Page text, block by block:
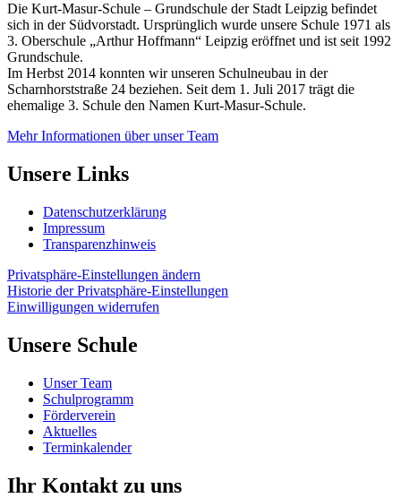
Die Kurt-Masur-Schule – Grundschule der Stadt Leipzig befindet
sich in der Südvorstadt. Ursprünglich wurde unsere Schule 1971 als
3. Oberschule „Arthur Hoffmann“ Leipzig eröffnet und ist seit 1992
Grundschule.
Im Herbst 2014 konnten wir unseren Schulneubau in der
Scharnhorststraße 24 beziehen. Seit dem 1. Juli 2017 trägt die
ehemalige 3. Schule den Namen Kurt-Masur-Schule.
Mehr Informationen über unser Team
Unsere Links
Datenschutzerklärung
Impressum
Transparenzhinweis
Privatsphäre-Einstellungen ändern
Historie der Privatsphäre-Einstellungen
Einwilligungen widerrufen
Unsere Schule
Unser Team
Schulprogramm
Förderverein
Aktuelles
Terminkalender
Ihr Kontakt zu uns